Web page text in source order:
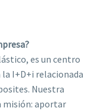
es un centro
I+D+i relacionada
Nuestra
misión: aportar